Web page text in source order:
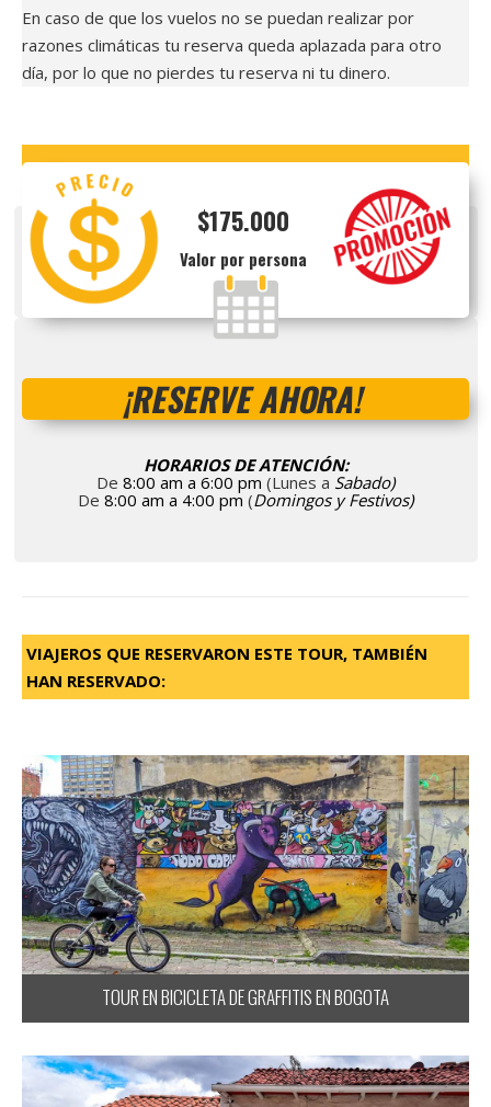
En caso de que los vuelos no se puedan realizar por
razones climáticas tu reserva queda aplazada para otro
día, por lo que no pierdes tu reserva ni tu dinero.
Valor de la actividad de parapente en Sopo
$175.000
Valor por persona
¡RESERVE AHORA!
HORARIOS DE ATENCIÓN:
De 8:00 am a 6:00 pm (Lunes a Sabado)
De 8:00 am a 4:00 pm (Domingos y Festivos)
VIAJEROS QUE RESERVARON ESTE TOUR, TAMBIÉN
HAN RESERVADO:
TOUR EN BICICLETA DE GRAFFITIS EN BOGOTA